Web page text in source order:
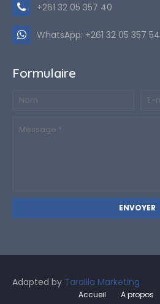
+261 32 05 357 40
WhatsApp: +261 32 05 357 54
Formulaire
Adapted by Taralila Marketing
Accueil A propos